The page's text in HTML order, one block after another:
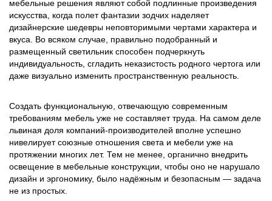
мебельные решения являют собой подлинные произведения
искусства, когда полет фантазии зодчих наделяет
дизайнерские шедевры неповторимыми чертами характера и
вкуса. Во всяком случае, правильно подобранный и
размещенный светильник способен подчеркнуть
индивидуальность, сгладить неказистость родного чертога или
даже визуально изменить пространственную реальность.
Создать функциональную, отвечающую современным
требованиям мебель уже не составляет труда. На самом деле
львиная доля компаний-производителей вполне успешно
нивелирует союзные отношения света и мебели уже на
протяжении многих лет. Тем не менее, органично внедрить
освещение в мебельные конструкции, чтобы оно не нарушало
дизайн и эргономику, было надёжным и безопасным — задача
не из простых.